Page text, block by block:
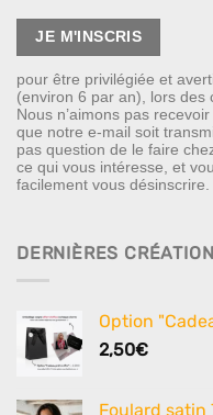
pour être privilégiée et
(environ 6 par an), lors des
Nous n’aimons pas
que notre e-mail soit
pas question de le faire
ce qui vous intéresse, et
facilement vous désinscrire.
DERNIÈRES
Option
2,50€
Foulard satin